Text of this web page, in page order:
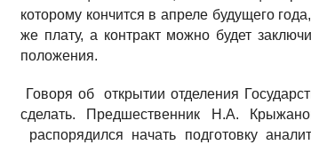
которому кончится в апреле будущего
же плату, а контракт можно будет
положения.
Говоря об открытии отделения
сделать. Предшественник Н.А.
распорядился начать подготовку